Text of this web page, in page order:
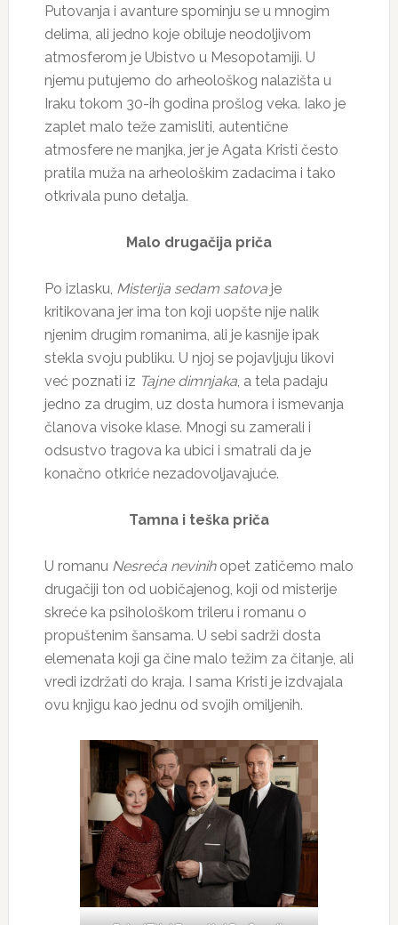
Putovanja i avanture spominju se u mnogim
delima, ali jedno koje obiluje neodoljivom
atmosferom je Ubistvo u Mesopotamiji. U
njemu putujemo do arheološkog nalazišta u
Iraku tokom 30-ih godina prošlog veka. Iako je
zaplet malo teže zamisliti, autentične
atmosfere ne manjka, jer je Agata Kristi često
pratila muža na arheološkim zadacima i tako
otkrivala puno detalja.
Malo drugačija priča
Po izlasku, Misterija sedam satovaje
kritikovana jer ima ton koji uopšte nije nalik
njenim drugim romanima, ali je kasnije ipak
stekla svoju publiku. U njoj se pojavljuju likovi
već poznati iz Tajne dimnjaka, a tela padaju
jedno za drugim, uz dosta humora i ismevanja
članova visoke klase. Mnogi su zamerali i
odsustvo tragova ka ubici i smatrali da je
konačno otkriće nezadovoljavajuće.
Tamna i teška priča
U romanu Nesreća nevinihopet zatičemo malo
drugačiji ton od uobičajenog, koji od misterije
skreće ka psihološkom trileru i romanu o
propuštenim šansama. U sebi sadrži dosta
elemenata koji ga čine malo težim za čitanje, ali
vredi izdržati do kraja. I sama Kristi je izdvajala
ovu knjigu kao jednu od svojih omiljenih.